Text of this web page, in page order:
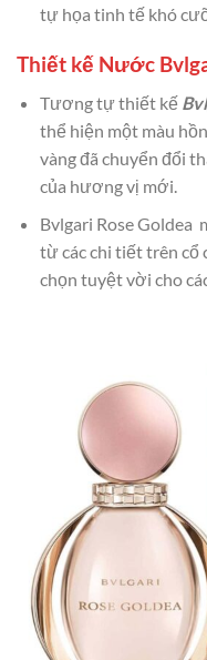
tự họa tinh tế khó
Thiết kế Nước
Tương tự thiết kế
thể hiện một màu
vàng đã chuyển đổi
của hương vị mới.
Bvlgari Rose Goldea
từ các chi tiết trên cổ
chọn tuyệt vời cho